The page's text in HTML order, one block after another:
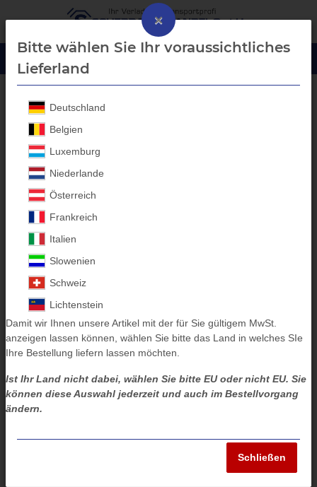
Anhänger Ersatzteile
×
Bitte wählen Sie Ihr voraussichtliches
Lieferland
Deutschland
Belgien
Luxemburg
Niederlande
Österreich
Frankreich
Italien
Slowenien
Schweiz
Lichtenstein
Damit wir Ihnen unsere Artikel mit der für Sie gültigem MwSt.
anzeigen lassen können, wählen Sie bitte das Land in welches SIe
Ihre Bestellung liefern lassen möchten.
Ist Ihr Land nicht dabei, wählen Sie bitte EU oder nicht EU. Sie
können diese Auswahl jederzeit und auch im Bestellvorgang
ändern.
Schließen